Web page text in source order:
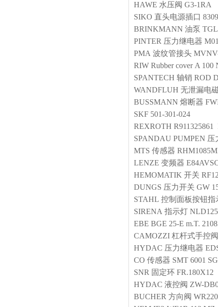
HAWE 水压阀 G3-1RA
SIKO 直头电源插口
BRINKMANN 油泵
PINTER 压力继电器
PMA 波纹管接头
RIW Rubber cover A 100
SPANTECH 轴销 ROD
WANDFLUH 无泄漏电
BUSSMANN 熔断器
SKF 501-301-024
REXROTH
SPANDAU PUMPEN 压
MTS 传感器
LENZE 变频器
HEMOMATIK 开关
DUNGS 压力开关 GW
STAHL 控制面板按钮指
SIRENA 指示灯
EBE BGE 25-E m.T.
CAMOZZI 杠杆式手控
HYDAC 压力继电器
CO 传感器 SMT 6001
SNR 固定环 FR.180X12
HYDAC 液控阀 ZW-
BUCHER 方向阀